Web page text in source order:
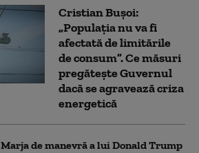
Cristian Bușoi:
„Populația nu va fi
afectată de limitările
de consum”. Ce măsuri
pregătește Guvernul
dacă se agravează criza
energetică
Marja de manevră a lui Donald Trump